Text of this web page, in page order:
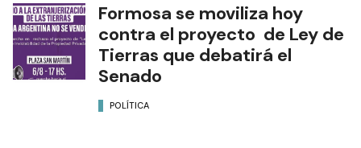
Formosa se moviliza hoy
contra el proyecto de Ley de
Tierras que debatirá el
Senado
POLÍTICA